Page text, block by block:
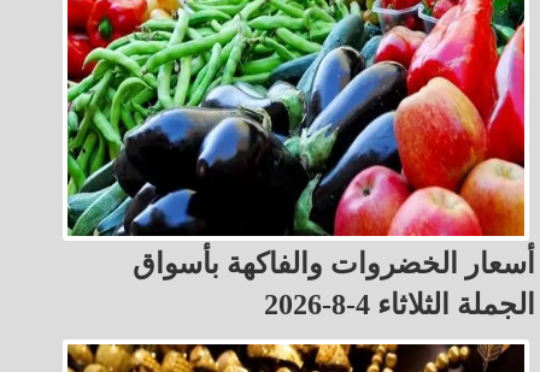
أسعار الخضروات والفاكهة بأسواق
الجملة الثلاثاء 4-8-2026